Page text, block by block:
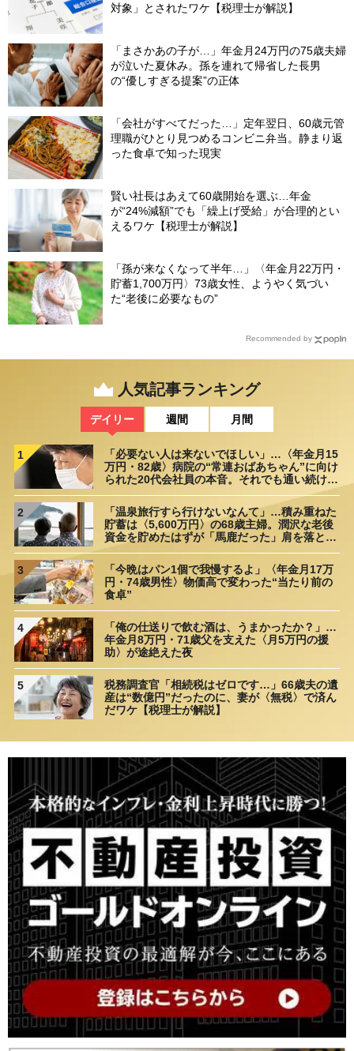
対象」とされたワケ【税理士が解説】
「まさかあの子が…」年金月24万円の75歳夫婦
が泣いた夏休み。孫を連れて帰省した長男
の“優しすぎる提案”の正体
「会社がすべてだった…」定年翌日、60歳元管
理職がひとり見つめるコンビニ弁当。静まり返
った食卓で知った現実
賢い社長はあえて60歳開始を選ぶ…年金
が“24%減額”でも「繰上げ受給」が合理的とい
えるワケ【税理士が解説】
「孫が来なくなって半年…」〈年金月22万円・
貯蓄1,700万円〉73歳女性、ようやく気づい
た“老後に必要なもの”
Recommended by
人気記事ランキング
デイリー 週間 月間
1
「必要ない人は来ないでほしい」…〈年金月15
万円・82歳〉病院の“常連おばあちゃん”に向け
られた20代会社員の本音。それでも通い続ける
2
「温泉旅行すら行けないなんて」…積み重ねた
貯蓄は〈5,600万円〉の68歳主婦。潤沢な老後
資金を貯めたはずが「馬鹿だった」肩を落とす
3
「今晩はパン1個で我慢するよ」〈年金月17万
円・74歳男性〉物価高で変わった“当たり前の
食卓”
4
「俺の仕送りで飲む酒は、うまかったか？」…
年金月8万円・71歳父を支えた〈月5万円の援
助〉が途絶えた夜
5
税務調査官「相続税はゼロです…」66歳夫の遺
産は“数億円”だったのに、妻が〈無税〉で済ん
だワケ【税理士が解説】